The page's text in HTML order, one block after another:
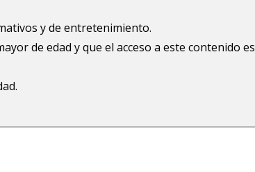
y de entretenimiento.
de edad y que el acceso a este contenido es